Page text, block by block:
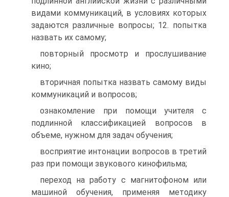
видами коммуникаций, в условиях которых
задаются различные вопросы; 12. попытка
назвать их самому;
повторный просмотр и прослушивание
кино;
вторичная попытка назвать самому виды
коммуникаций и вопросов;
ознакомление при помощи учителя с
подлинной классификацией вопросов в
объеме, нужном для задач обучения;
восприятие интонации вопросов в третий
раз при помощи звукового кинофильма;
переход на работу с магнитофоном или
машиной обучения, применяя методику